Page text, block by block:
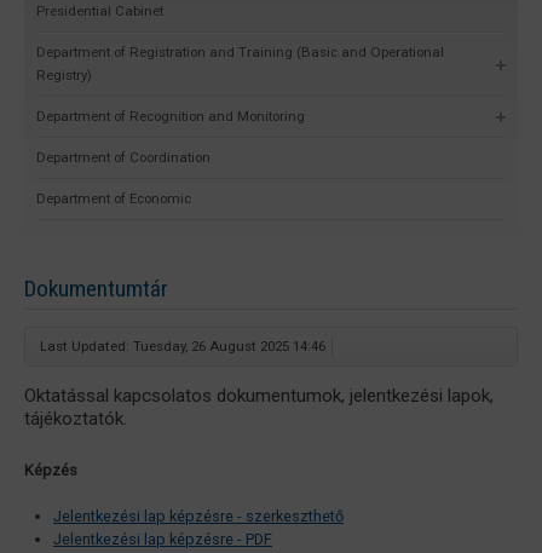
Presidential Cabinet
Department of Registration and Training (Basic and Operational
Registry)
Department of Recognition and Monitoring
Department of Coordination
Department of Economic
Dokumentumtár
Last Updated: Tuesday, 26 August 2025 14:46
Oktatással kapcsolatos dokumentumok, jelentkezési lapok,
tájékoztatók.
Képzés
Jelentkezési lap képzésre - szerkeszthető
Jelentkezési lap képzésre - PDF